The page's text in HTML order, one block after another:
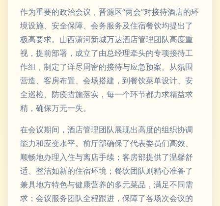
作为重要的政治会议，晋源区“两会”对接待酒店的环
境设施、安全保障、会务服务及住宿餐饮均提出了
极高要求。山西潇河新城万达酒店管理团队高度重
视，提前部署，成立了由总经理牵头的专项接待工
作组，制定了详尽周密的接待与应急预案。从氛围
营造、客房布置、会场搭建，到餐饮菜单设计、安
全巡检、防疫措施落实，每一个环节都力求精益求
精，确保万无一失。
在会议期间，酒店管理团队展现出高度的组织协调
能力和应变水平。前厅部确保了代表委员们高效、
顺畅地办理入住与离店手续；客房部提供了温馨舒
适、整洁如新的住宿环境；餐饮团队则精心准备了
兼具地方特色与健康营养的多元菜品，满足不同需
求；会议服务团队全程跟进，保障了各场次会议的